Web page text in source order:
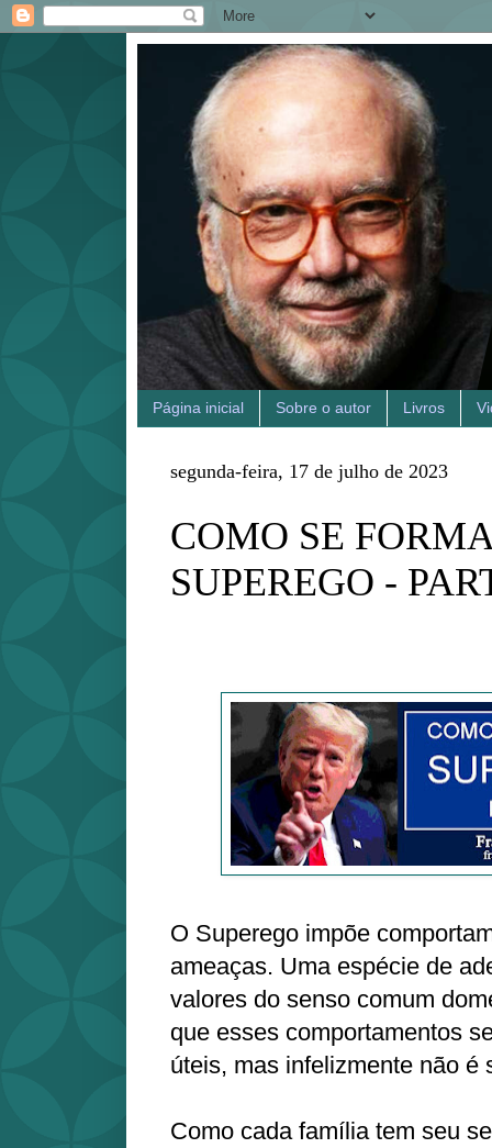
Página inicial Sobre o autor Livros
segunda-feira, 17 de julho de 2023
COMO SE
SUPEREGO -
O Superego impõe
ameaças. Uma espécie de
valores do senso comum
que esses comportamentos
úteis, mas infelizmente não é
Como cada família tem seu